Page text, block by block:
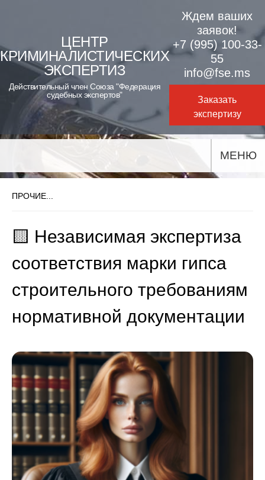
content
ЦЕНТР
КРИМИНАЛИСТИЧЕСКИХ
ЭКСПЕРТИЗ
Действительный член Союза "Федерация
судебных экспертов"
Ждем ваших
заявок!
+7 (995) 100-33-
55
info@fse.ms
Заказать
экспертизу
МЕНЮ
ПРОЧИЕ...
🟨 Независимая экспертиза
соответствия марки гипса
строительного требованиям
нормативной документации